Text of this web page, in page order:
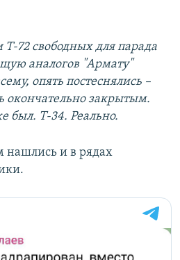
72 свободных для парада
аналогов "Армату"
опять постеснялись –
окончательно закрытым.
был. Т-34. Реально.
нашлись и в рядах